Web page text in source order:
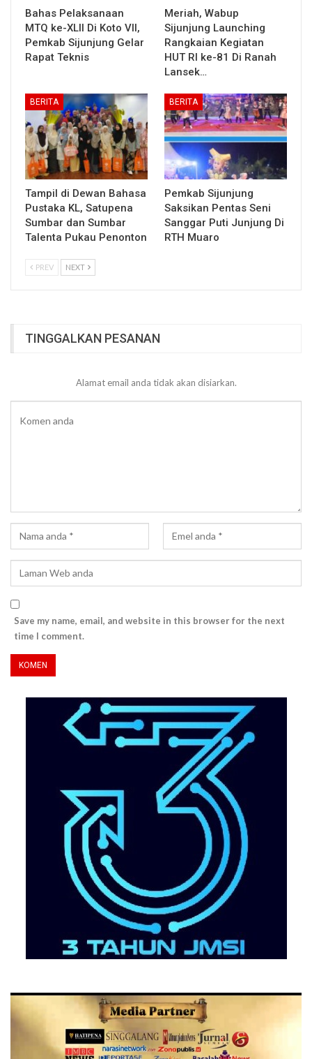
Bahas Pelaksanaan
MTQ ke-XLII Di Koto VII,
Pemkab Sijunjung Gelar
Rapat Teknis
Meriah, Wabup
Sijunjung Launching
Rangkaian Kegiatan
HUT RI ke-81 Di Ranah
Lansek…
BERITA
Tampil di Dewan Bahasa
Pustaka KL, Satupena
Sumbar dan Sumbar
Talenta Pukau Penonton
BERITA
Pemkab Sijunjung
Saksikan Pentas Seni
Sanggar Puti Junjung Di
RTH Muaro
PREV NEXT
TINGGALKAN PESANAN
Alamat email anda tidak akan disiarkan.
Save my name, email, and website in this browser for the next
time I comment.